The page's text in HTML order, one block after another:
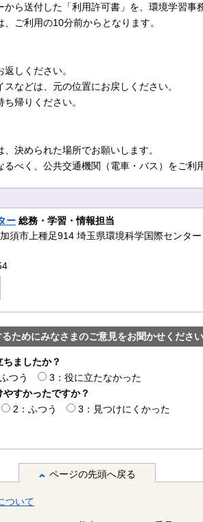
ら送付した「利用許可書」を、環境学習事
ご利用の10分前からとなります。
しください。
などは、元の位置にお戻しください。
帰りください。
決められた場所でお願いします。
るべく、公共交通機関（電車・バス）をご利
ー 総務・学習・情報担当
須市上種足914 埼玉県環境科学国際センター
ためにみなさまのご意見をお聞かせください
ましたか？
つう
3：役に立たなかった
すかったですか？
2：ふつう 3：見つけにくかった
ページの先頭へ戻る
ついて